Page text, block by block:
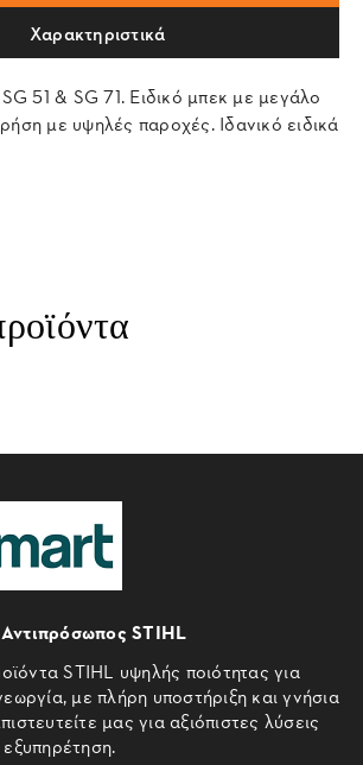
Χαρακτηριστικά
51 & SG 71. Ειδικό μπεκ με μεγάλο
με υψηλές παροχές. Ιδανικό ειδικά
STIHL
STIHL υψηλής ποιότητας για
με πλήρη υποστήριξη και γνήσια
μας για αξιόπιστες λύσεις